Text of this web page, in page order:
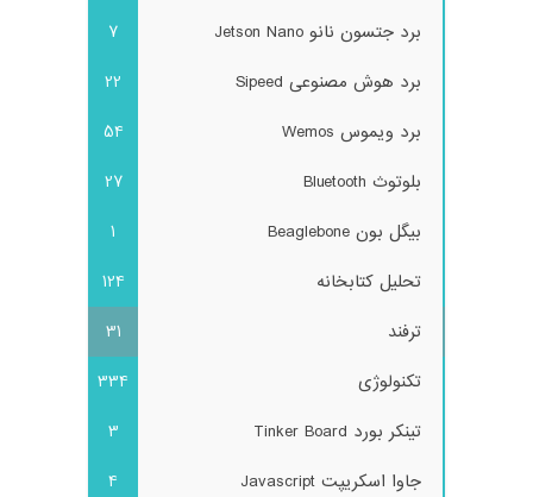
برد جتسون نانو Jetson Nano
7
برد هوش مصنوعی Sipeed
22
برد ویموس Wemos
54
بلوتوث Bluetooth
27
بیگل بون Beaglebone
1
تحلیل کتابخانه
124
ترفند
31
تکنولوژی
334
تینکر بورد Tinker Board
3
جاوا اسکریپت Javascript
4